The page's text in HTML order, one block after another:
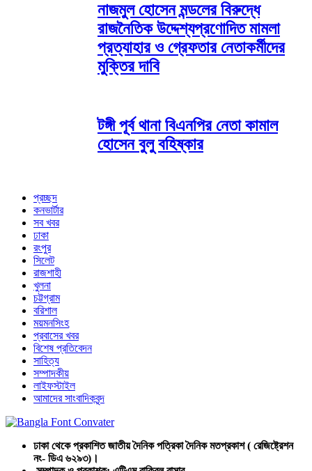
নাজমুল হোসেন মন্ডলের বিরুদ্ধে
রাজনৈতিক উদ্দেশ্যপ্রণোদিত মামলা
প্রত্যাহার ও গ্রেফতার নেতাকর্মীদের
মুক্তির দাবি
টঙ্গী পূর্ব থানা বিএনপির নেতা কামাল
হোসেন বুলু বহিষ্কার
প্রচ্ছদ
কনভার্টার
সব খবর
ঢাকা
রংপুর
সিলেট
রাজশাহী
খুলনা
চট্টগ্রাম
বরিশাল
ময়মনসিংহ
প্রবাসের খবর
বিশেষ প্রতিবেদন
সাহিত্য
সম্পাদকীয়
লাইফস্টাইল
আমাদের সাংবাদিকবৃন্দ
ঢাকা থেকে প্রকাশিত জাতীয় দৈনিক পত্রিকা দৈনিক মতপ্রকাশ ( রেজিষ্ট্রেশন
নং- ডিএ ৬২৯৩)।